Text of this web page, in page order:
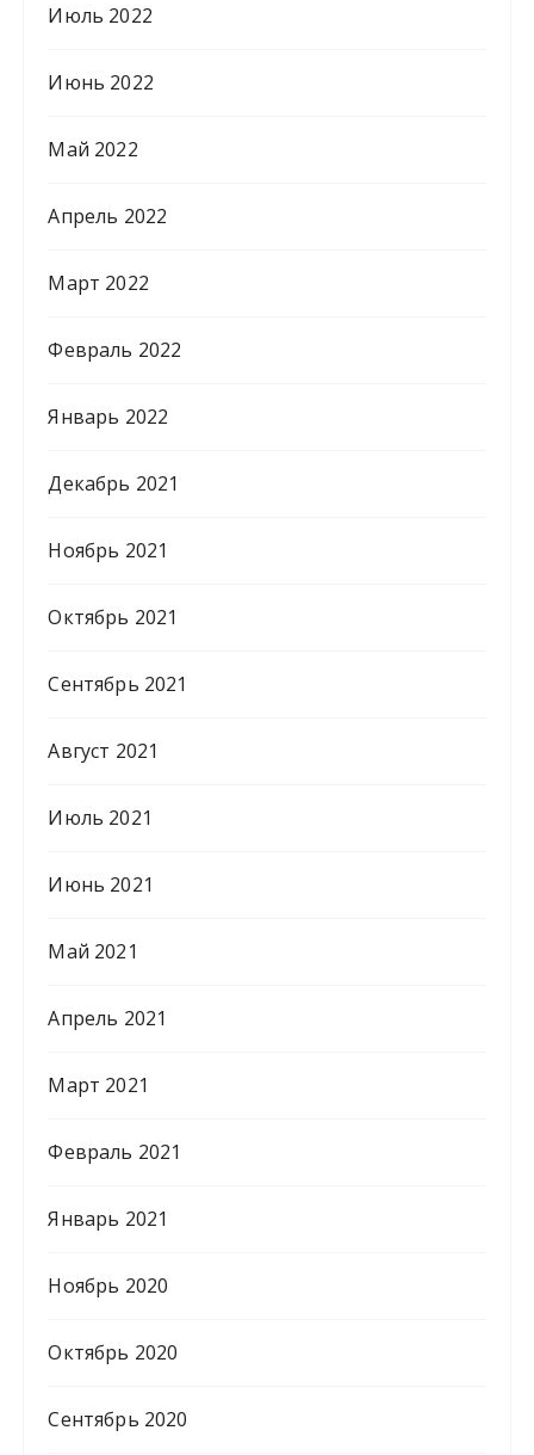
Июль 2022
Июнь 2022
Май 2022
Апрель 2022
Март 2022
Февраль 2022
Январь 2022
Декабрь 2021
Ноябрь 2021
Октябрь 2021
Сентябрь 2021
Август 2021
Июль 2021
Июнь 2021
Май 2021
Апрель 2021
Март 2021
Февраль 2021
Январь 2021
Ноябрь 2020
Октябрь 2020
Сентябрь 2020